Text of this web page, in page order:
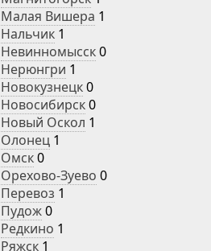
Малая Вишера 1
Нальчик 1
Невинномысск0
Нерюнгри 1
Новокузнецк0
Новосибирск0
Новый Оскол 1
Олонец 1
Омск0
Орехово-Зуево 0
Перевоз 1
Пудож0
Редкино 1
Ряжск 1